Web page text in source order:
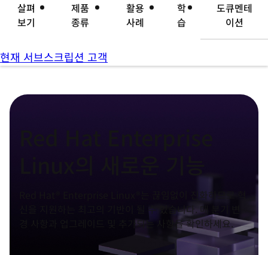
살펴
보기
제품
종류
활용
사례
학
습
도큐멘테
이션
현재 서브스크립션 고객
Red Hat Enterprise
Red Hat® Enterprise Linux®는 끊임없이 진화하므로 혁
신을 지원하는 최고의 기반이 될 수 있습니다. 매 분기 변
경 사항과 업그레이드 및 추가되는 사항을 확인하세요.